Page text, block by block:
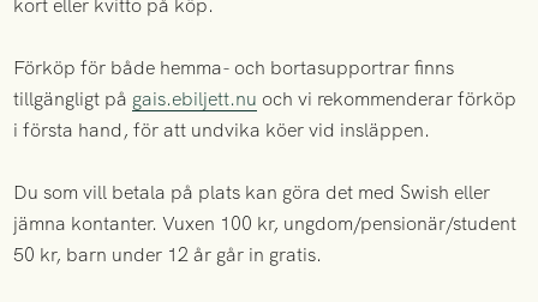
kort eller kvitto på köp.
Förköp för både hemma- och bortasupportrar finns
tillgängligt på gais.ebiljett.nu och vi rekommenderar förköp
i första hand, för att undvika köer vid insläppen.
Du som vill betala på plats kan göra det med Swish eller
jämna kontanter. Vuxen 100 kr, ungdom/pensionär/student
50 kr, barn under 12 år går in gratis.